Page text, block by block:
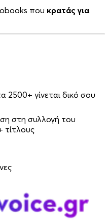
που κρατάς για
γίνεται δικό σου
στη συλλογή του
τίτλους